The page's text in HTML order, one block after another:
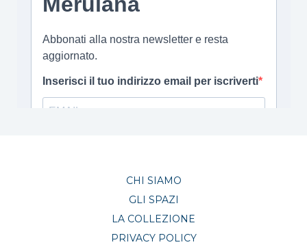
CHI SIAMO
GLI SPAZI
LA COLLEZIONE
PRIVACY POLICY